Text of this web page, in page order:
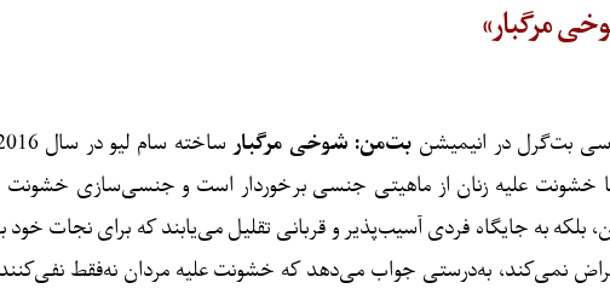
مرگبار»
بت‌گرل در انیمیشن بت‌من: شوخی مرگبار
خشونت علیه زنان از ماهیتی جنسی برخوردار است و جنسی‌سازی خشونت
به جایگاه فردی آسیب‌پذیر و قربانی تقلیل می‌یابند که برای نجات خود به
نمی‌کند، به‌درستی جواب می‌دهد که خشونت علیه مردان نه‌فقط